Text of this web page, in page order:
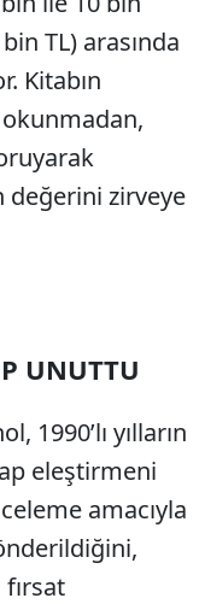
TL) arasında
Kitabın
okunmadan,
değerini zirveye
UNUTTU
1990’lı yılların
eleştirmeni
amacıyla